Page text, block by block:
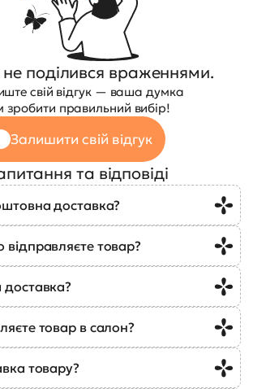
поділився враженнями.
свій відгук — ваша думка
правильний вибір!
Залишити свій відгук
та відповіді
доставка?
товар?
товар в салон?
товару?